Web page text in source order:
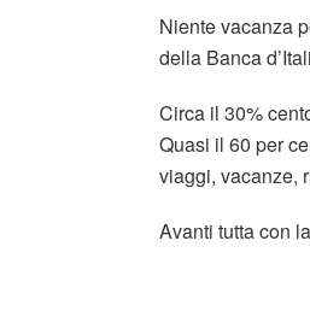
Niente vacanza
della Banca
Circa il 30%
Quasi il 60 per
viaggi, vacanze,
Avanti tutta con